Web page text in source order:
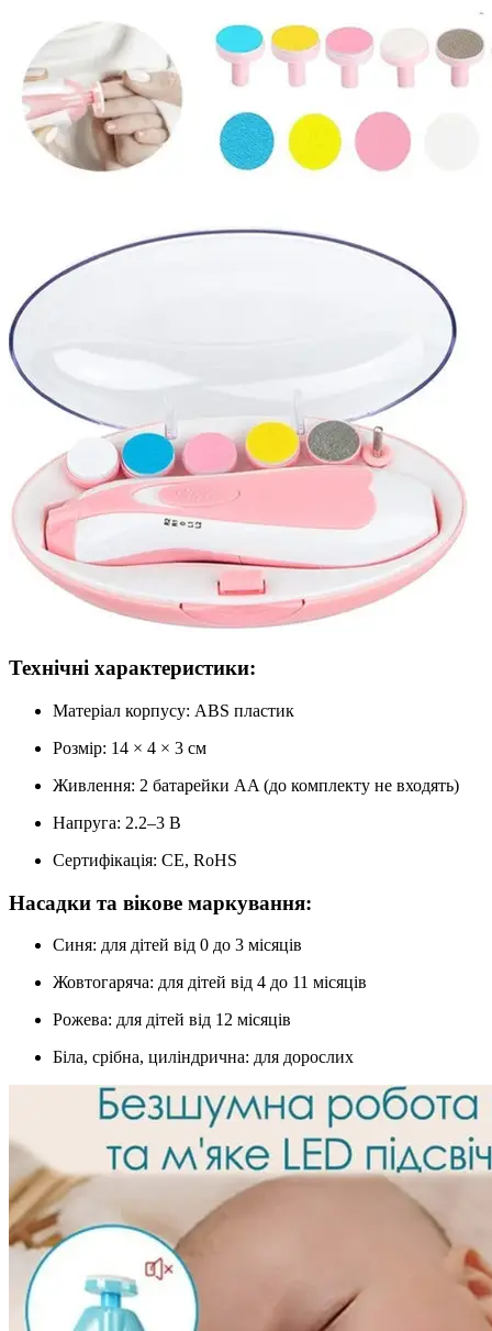
Технічні характеристики:
Матеріал корпусу: ABS пластик
Розмір: 14 × 4 × 3 см
Живлення: 2 батарейки AA (до комплекту не входять)
Напруга: 2.2–3 В
Сертифікація: CE, RoHS
Насадки та вікове маркування:
Синя: для дітей від 0 до 3 місяців
Жовтогаряча: для дітей від 4 до 11 місяців
Рожева: для дітей від 12 місяців
Біла, срібна, циліндрична: для дорослих